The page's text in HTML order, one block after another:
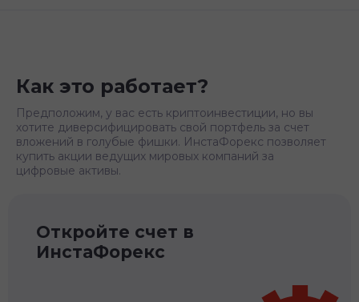
Как это работает?
Предположим, у вас есть криптоинвестиции, но вы
хотите диверсифицировать свой портфель за счет
вложений в голубые фишки. ИнстаФорекс позволяет
купить акции ведущих мировых компаний за
цифровые активы.
Откройте счет в
ИнстаФорекс